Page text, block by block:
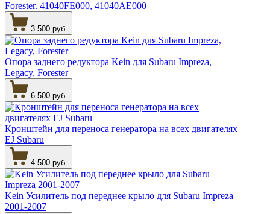
Forester. 41040FE000, 41040AE000
3 500 руб.
Опора заднего редуктора Kein для Subaru Impreza,
Legacy, Forester
6 500 руб.
Кронштейн для переноса генератора на всех двигателях
EJ Subaru
4 500 руб.
Kein Усилитель под переднее крыло для Subaru Impreza
2001-2007